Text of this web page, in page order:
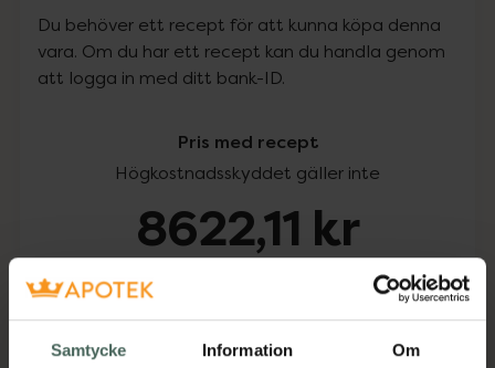
Samtycke Information Om
Du behöver ett recept för att kunna köpa denna
vara. Om du har ett recept kan du handla genom
att logga in med ditt bank-ID.
Pris med recept
Högkostnadsskyddet gäller inte
8622,11 kr
Köp via ditt recept